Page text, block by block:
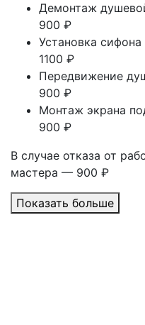
Демонтаж
900 ₽
Установка
1100 ₽
Передвижение
900 ₽
Монтаж экрана
900 ₽
В случае отказа от
мастера — 900 ₽
Показать больше